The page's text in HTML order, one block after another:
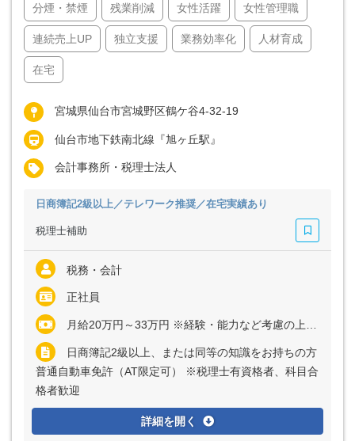
分煙・禁煙 残業削減 女性活躍 女性管理職
連続売上UP 独立支援 業務効率化 人材育成
在宅
宮城県仙台市宮城野区鶴ケ谷4-32-19
仙台市地下鉄南北線『旭ヶ丘駅』
会計事務所・税理士法人
日商簿記2級以上／テレワーク推奨／在宅実績あり
税理士補助
税務・会計
正社員
月給20万円～33万円 ※経験・能力など考慮の上、決定いたします ※残業代は全額支給
日商簿記2級以上、または同等の知識をお持ちの方
普通自動車免許（AT限定可） ※税理士有資格者、科目合
格者歓迎
詳細を開く